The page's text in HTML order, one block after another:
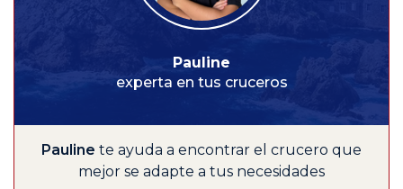
Pauline
experta en tus cruceros
Pauline te ayuda a encontrar el crucero que
mejor se adapte a tus necesidades